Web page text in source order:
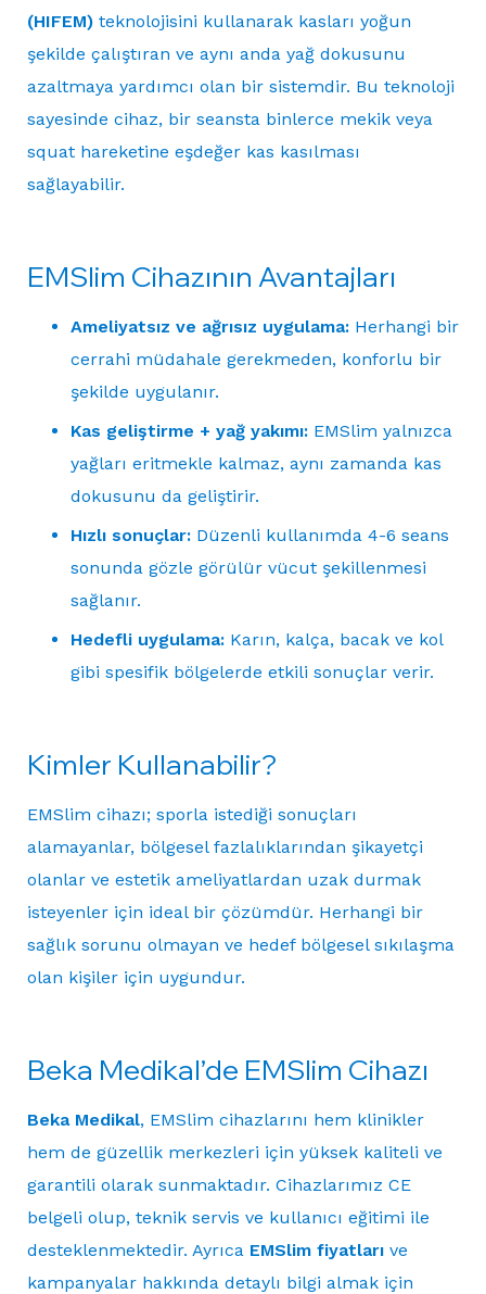
(HIFEM) teknolojisini kullanarak kasları yoğun
şekilde çalıştıran ve aynı anda yağ dokusunu
azaltmaya yardımcı olan bir sistemdir. Bu teknoloji
sayesinde cihaz, bir seansta binlerce mekik veya
squat hareketine eşdeğer kas kasılması
sağlayabilir.
EMSlim Cihazının Avantajları
Ameliyatsız ve ağrısız uygulama: Herhangi bir
cerrahi müdahale gerekmeden, konforlu bir
şekilde uygulanır.
Kas geliştirme + yağ yakımı: EMSlim yalnızca
yağları eritmekle kalmaz, aynı zamanda kas
dokusunu da geliştirir.
Hızlı sonuçlar: Düzenli kullanımda 4-6 seans
sonunda gözle görülür vücut şekillenmesi
sağlanır.
Hedefli uygulama: Karın, kalça, bacak ve kol
gibi spesifik bölgelerde etkili sonuçlar verir.
Kimler Kullanabilir?
EMSlim cihazı; sporla istediği sonuçları
alamayanlar, bölgesel fazlalıklarından şikayetçi
olanlar ve estetik ameliyatlardan uzak durmak
isteyenler için ideal bir çözümdür. Herhangi bir
sağlık sorunu olmayan ve hedef bölgesel sıkılaşma
olan kişiler için uygundur.
Beka Medikal’de EMSlim Cihazı
Beka Medikal, EMSlim cihazlarını hem klinikler
hem de güzellik merkezleri için yüksek kaliteli ve
garantili olarak sunmaktadır. Cihazlarımız CE
belgeli olup, teknik servis ve kullanıcı eğitimi ile
desteklenmektedir. Ayrıca EMSlim fiyatları ve
kampanyalar hakkında detaylı bilgi almak için